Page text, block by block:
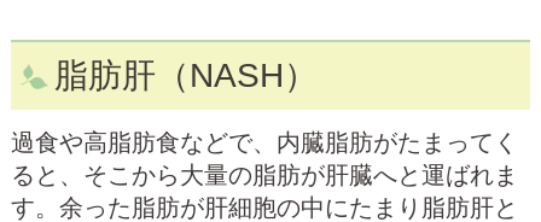
脂肪肝（NASH）
過食や高脂肪食などで、内臓脂肪がたまってく
ると、そこから大量の脂肪が肝臓へと運ばれま
す。余った脂肪が肝細胞の中にたまり脂肪肝と